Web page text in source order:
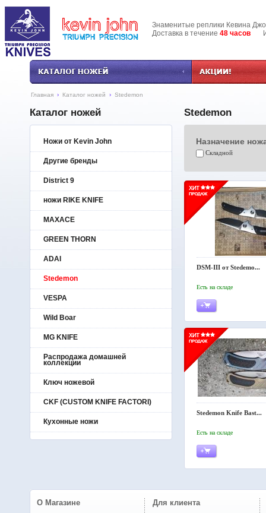
Знаменитые реплики Кевина
Доставка в течение 48 часов
Главная › Каталог ножей › Stedemon
Каталог ножей
Ножи от Kevin John
Другие бренды
District 9
ножи RIKE KNIFE
MAXACE
GREEN THORN
ADAI
Stedemon
VESPA
Wild Boar
MG KNIFE
Распродажа домашней
коллекции
Ключ ножевой
CKF (CUSTOM KNIFE FACTORI)
Кухонные ножи
Stedemon
Назначение
Складной
DSM-III от Stedemo...
Есть на складе
Stedemon Knife Bast...
Есть на складе
О Магазине Для клиента